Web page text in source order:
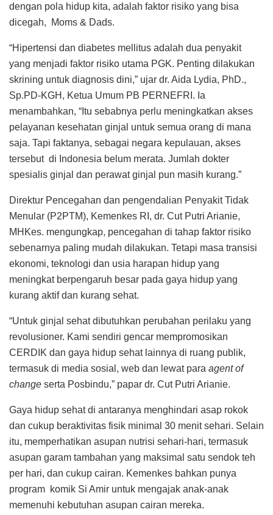
dengan pola hidup kita, adalah faktor risiko yang bisa
dicegah, Moms & Dads.
“Hipertensi dan diabetes mellitus adalah dua penyakit
yang menjadi faktor risiko utama PGK. Penting dilakukan
skrining untuk diagnosis dini,” ujar dr. Aida Lydia, PhD.,
Sp.PD-KGH, Ketua Umum PB PERNEFRI. Ia
menambahkan, “Itu sebabnya perlu meningkatkan akses
pelayanan kesehatan ginjal untuk semua orang di mana
saja. Tapi faktanya, sebagai negara kepulauan, akses
tersebut di Indonesia belum merata. Jumlah dokter
spesialis ginjal dan perawat ginjal pun masih kurang.”
Direktur Pencegahan dan pengendalian Penyakit Tidak
Menular (P2PTM), Kemenkes RI, dr. Cut Putri Arianie,
MHKes. mengungkap, pencegahan di tahap faktor risiko
sebenarnya paling mudah dilakukan. Tetapi masa transisi
ekonomi, teknologi dan usia harapan hidup yang
meningkat berpengaruh besar pada gaya hidup yang
kurang aktif dan kurang sehat.
“Untuk ginjal sehat dibutuhkan perubahan perilaku yang
revolusioner. Kami sendiri gencar mempromosikan
CERDIK dan gaya hidup sehat lainnya di ruang publik,
termasuk di media sosial, web dan lewat para agent of
change serta Posbindu,” papar dr. Cut Putri Arianie.
Gaya hidup sehat di antaranya menghindari asap rokok
dan cukup beraktivitas fisik minimal 30 menit sehari. Selain
itu, memperhatikan asupan nutrisi sehari-hari, termasuk
asupan garam tambahan yang maksimal satu sendok teh
per hari, dan cukup cairan. Kemenkes bahkan punya
program komik Si Amir untuk mengajak anak-anak
memenuhi kebutuhan asupan cairan mereka.